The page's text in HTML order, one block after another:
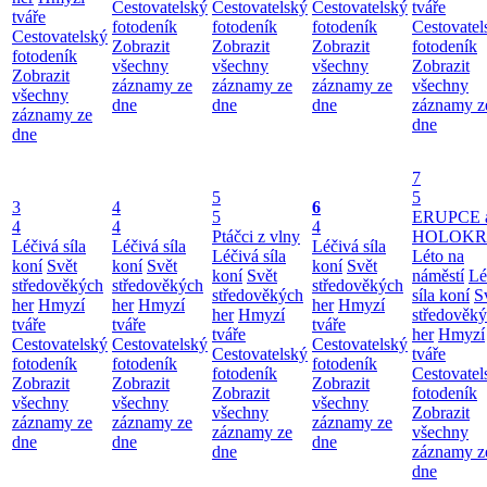
tváře
Cestovatelský
fotodeník
Zobrazit
všechny
záznamy ze
dne
Cestovatelský
fotodeník
Zobrazit
všechny
záznamy ze
dne
Cestovatelský
fotodeník
Zobrazit
všechny
záznamy ze
dne
Cestovatelský
fotodeník
Zobrazit
všechny
záznamy ze
dne
tváře
fotodeník
Zobrazit
všechny
záznamy
dne
3
4
Léčivá síla
koní Svět
středověkých
her Hmyzí
tváře
Cestovatelský
fotodeník
Zobrazit
všechny
záznamy ze
dne
4
4
Léčivá síla
koní Svět
středověkých
her Hmyzí
tváře
Cestovatelský
fotodeník
Zobrazit
všechny
záznamy ze
dne
5
5
Ptáčci z vlny
Léčivá síla
koní Svět
středověkých
her Hmyzí
tváře
Cestovatelský
fotodeník
Zobrazit
všechny
záznamy ze
dne
6
4
Léčivá síla
koní Svět
středověkých
her Hmyzí
tváře
Cestovatelský
fotodeník
Zobrazit
všechny
záznamy ze
dne
7
5
ERUPCE
Léto na
náměstí
síla koní
her Hmyzí
tváře
fotodeník
Zobrazit
všechny
záznamy
dne